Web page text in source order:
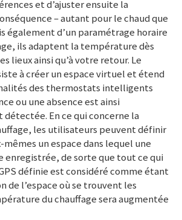
et d’ajuster ensuite la
– autant pour le chaud que
également d’un paramétrage horaire
ils adaptent la température dès
lieux ainsi qu’à votre retour. Le
à créer un espace virtuel et étend
des thermostats intelligents
ou une absence est ainsi
En ce qui concerne la
les utilisateurs peuvent définir
mêmes un espace dans lequel une
enregistrée, de sorte que tout ce qui
définie est considéré comme étant
de l’espace où se trouvent les
du chauffage sera augmentée